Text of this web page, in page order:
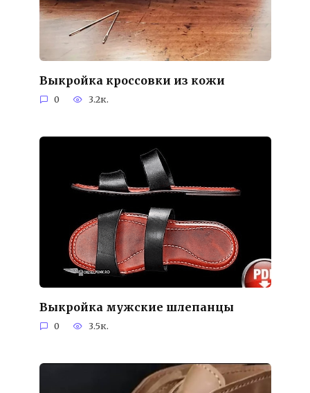
Выкройка кроссовки из кожи
0 3.2к.
Выкройка мужские шлепанцы
0 3.5к.